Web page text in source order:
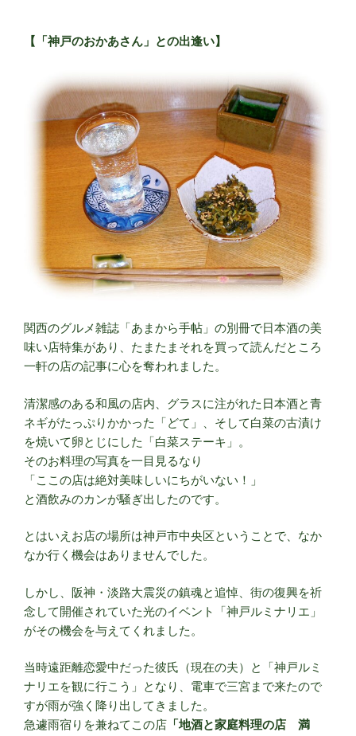
【「神戸のおかあさん」との出逢い】
関西のグルメ雑誌「あまから手帖」の別冊で日本酒の美
味い店特集があり、たまたまそれを買って読んだところ
一軒の店の記事に心を奪われました。
清潔感のある和風の店内、グラスに注がれた日本酒と青
ネギがたっぷりかかった「どて」、そして白菜の古漬け
を焼いて卵とじにした「白菜ステーキ」。
そのお料理の写真を一目見るなり
「ここの店は絶対美味しいにちがいない！」
と酒飲みのカンが騒ぎ出したのです。
とはいえお店の場所は神戸市中央区ということで、なか
なか行く機会はありませんでした。
しかし、阪神・淡路大震災の鎮魂と追悼、街の復興を祈
念して開催されていた光のイベント「神戸ルミナリエ」
がその機会を与えてくれました。
当時遠距離恋愛中だった彼氏（現在の夫）と「神戸ルミ
ナリエを観に行こう」となり、電車で三宮まで来たので
すが雨が強く降り出してきました。
急遽雨宿りを兼ねてこの店 「地酒と家庭料理の店 満